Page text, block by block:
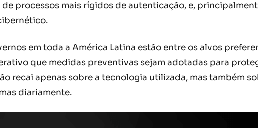
processos mais rígidos de autenticação, e,
em toda a América Latina estão entre os alvos
que medidas preventivas sejam adotadas para
recai apenas sobre a tecnologia utilizada, mas também
diariamente.